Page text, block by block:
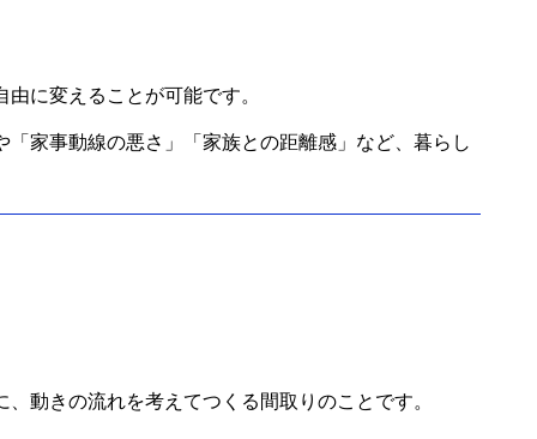
に変えることが可能です。
家事動線の悪さ」「家族との距離感」など、暮らし
動きの流れを考えてつくる間取りのことです。